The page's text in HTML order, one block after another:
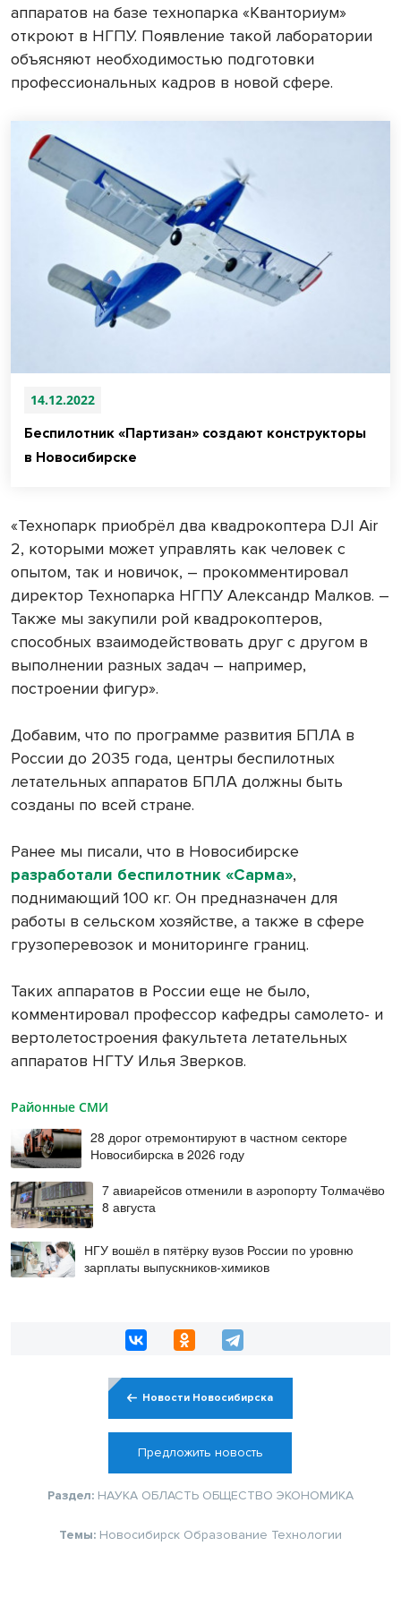
аппаратов на базе технопарка «Кванториум»
откроют в НГПУ. Появление такой лаборатории
объясняют необходимостью подготовки
профессиональных кадров в новой сфере.
14.12.2022
Беспилотник «Партизан» создают конструкторы
в Новосибирске
«Технопарк приобрёл два квадрокоптера DJI Air
2, которыми может управлять как человек с
опытом, так и новичок, – прокомментировал
директор Технопарка НГПУ Александр Малков. –
Также мы закупили рой квадрокоптеров,
способных взаимодействовать друг с другом в
выполнении разных задач – например,
построении фигур».
Добавим, что по программе развития БПЛА в
России до 2035 года, центры беспилотных
летательных аппаратов БПЛА должны быть
созданы по всей стране.
Ранее мы писали, что в Новосибирске
разработали беспилотник «Сарма»,
поднимающий 100 кг. Он предназначен для
работы в сельском хозяйстве, а также в сфере
грузоперевозок и мониторинге границ.
Таких аппаратов в России еще не было,
комментировал профессор кафедры самолето- и
вертолетостроения факультета летательных
аппаратов НГТУ Илья Зверков.
Районные СМИ
28 дорог отремонтируют в частном секторе
Новосибирска в 2026 году
7 авиарейсов отменили в аэропорту Толмачёво
8 августа
НГУ вошёл в пятёрку вузов России по уровню
зарплаты выпускников-химиков
Новости Новосибирска
Предложить новость
Раздел: НАУКА ОБЛАСТЬ ОБЩЕСТВО ЭКОНОМИКА
Темы: Новосибирск Образование Технологии